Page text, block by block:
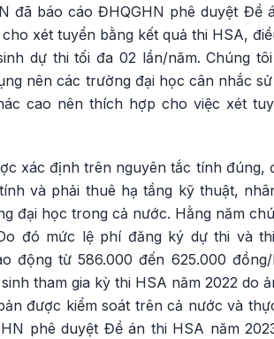
đã báo cáo ĐHQGHN phê duyệt Đề
xét tuyển bằng kết quả thi HSA,
dự thi tối đa 02 lần/năm. Chúng
nên các trường đại học cân nhắc
cao nên thích hợp cho việc xét
xác định trên nguyên tắc tính đúng,
và phải thuê hạ tầng kỹ thuật,
đại học trong cả nước. Hằng năm
đó mức lệ phí đăng ký dự thi và
động từ 586.000 đến 625.000
tham gia kỳ thi HSA năm 2022 do
được kiểm soát trên cả nước và
phê duyệt Đề án thi HSA năm